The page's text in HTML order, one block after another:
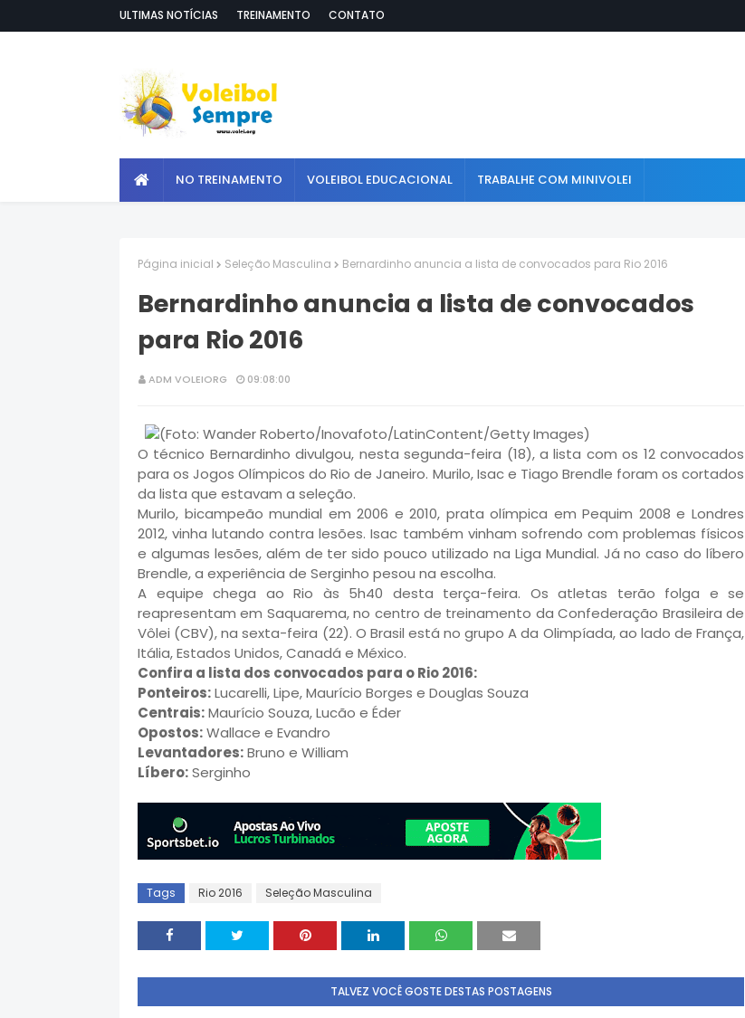
ULTIMAS NOTÍCIAS TREINAMENTO CONTATO
NO TREINAMENTO VOLEIBOL EDUCACIONAL TRABALHE COM MINIVOLEI
Página inicial Seleção Masculina Bernardinho anuncia a lista de convocados para Rio 2016
Bernardinho anuncia a lista de convocados
para Rio 2016
ADM VOLEIORG 09:08:00
O técnico Bernardinho divulgou, nesta segunda-feira (18), a lista com os 12 convocados
para os Jogos Olímpicos do Rio de Janeiro. Murilo, Isac e Tiago Brendle foram os cortados
da lista que estavam a seleção.
Murilo, bicampeão mundial em 2006 e 2010, prata olímpica em Pequim 2008 e Londres
2012, vinha lutando contra lesões. Isac também vinham sofrendo com problemas físicos
e algumas lesões, além de ter sido pouco utilizado na Liga Mundial. Já no caso do líbero
Brendle, a experiência de Serginho pesou na escolha.
A equipe chega ao Rio às 5h40 desta terça-feira. Os atletas terão folga e se
reapresentam em Saquarema, no centro de treinamento da Confederação Brasileira de
Vôlei (CBV), na sexta-feira (22). O Brasil está no grupo A da Olimpíada, ao lado de França,
Itália, Estados Unidos, Canadá e México.
Confira a lista dos convocados para o Rio 2016:
Ponteiros:Lucarelli, Lipe, Maurício Borges e Douglas Souza
Centrais:Maurício Souza, Lucão e Éder
Opostos:Wallace e Evandro
Levantadores:Bruno e William
Líbero:Serginho
Tags Rio 2016 Seleção Masculina
TALVEZ VOCÊ GOSTE DESTAS POSTAGENS